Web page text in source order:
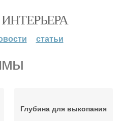
статьи
Глубина для выкопания